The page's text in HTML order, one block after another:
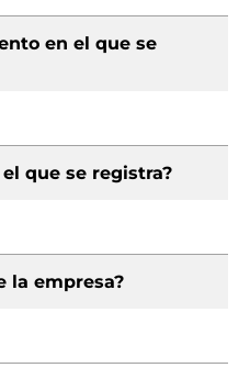
en el que se
que se registra?
la empresa?